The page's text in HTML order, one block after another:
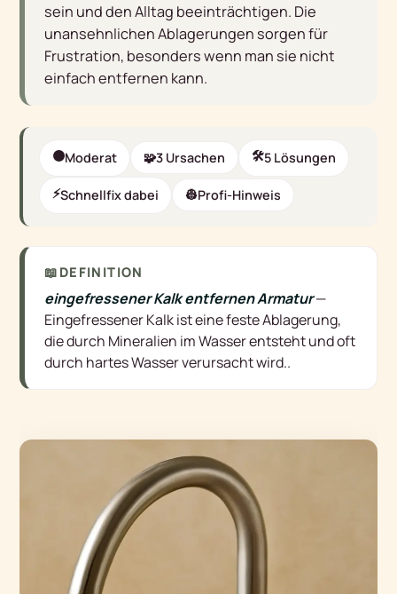
sein und den Alltag beeinträchtigen. Die
unansehnlichen Ablagerungen sorgen für
Frustration, besonders wenn man sie nicht
einfach entfernen kann.
🟠Moderat 🧩3 Ursachen 🛠5 Lösungen
⚡Schnellfix dabei 👷Profi-Hinweis
📖 DEFINITION
eingefressener Kalk entfernen Armatur—
Eingefressener Kalk ist eine feste Ablagerung,
die durch Mineralien im Wasser entsteht und oft
durch hartes Wasser verursacht wird..